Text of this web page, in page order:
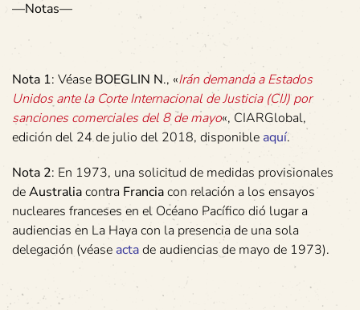
—Notas—
Nota 1: Véase BOEGLIN N., «Irán demanda a Estados
Unidos ante la Corte Internacional de Justicia (CIJ) por
sanciones comerciales del 8 de mayo«, CIARGlobal,
edición del 24 de julio del 2018, disponible aquí.
Nota 2: En 1973, una solicitud de medidas provisionales
deAustraliacontra Franciacon relación a los ensayos
nucleares franceses en el Océano Pacífico dió lugar a
audiencias en La Haya con la presencia de una sola
delegación (véase actade audiencias de mayo de 1973).